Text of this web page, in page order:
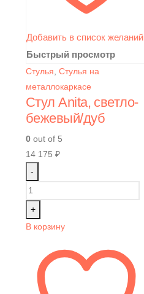
Добавить в список желаний
Быстрый просмотр
Стулья, Стулья на
металлокаркасе
Стул Anita, светло-
бежевый/дуб
0 out of 5
14 175 ₽
-
+
В корзину